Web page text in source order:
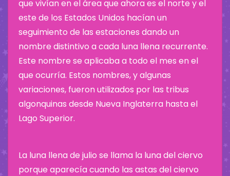
que vivían en el área que ahora es el norte y el
este de los Estados Unidos hacían un
seguimiento de las estaciones dando un
nombre distintivo a cada luna llena recurrente.
Este nombre se aplicaba a todo el mes en el
que ocurría. Estos nombres, y algunas
variaciones, fueron utilizados por las tribus
algonquinas desde Nueva Inglaterra hasta el
Lago Superior.
La luna llena de julio se llama la luna del ciervo
porque aparecía cuando las astas del ciervo